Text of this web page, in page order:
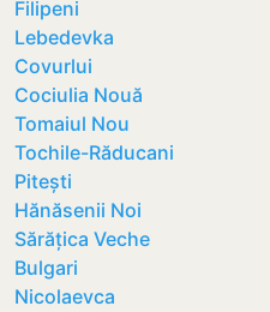
Filipeni
Lebedevka
Covurlui
Cociulia Nouă
Tomaiul Nou
Tochile-Răducani
Pitești
Hănăsenii Noi
Sărățica Veche
Bulgari
Nicolaevca